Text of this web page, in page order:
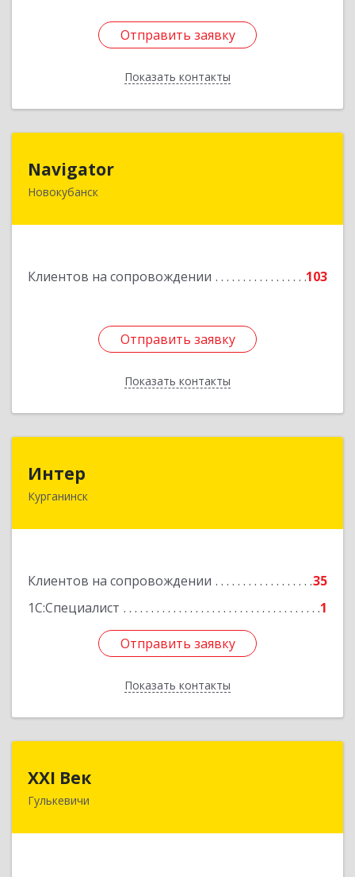
Отправить заявку
Показать контакты
Отправить заявку
Назад
Navigator
Новокубанск
Клиентов на сопровождении 103
Отправить заявку
Показать контакты
352240, Краснодарский край, Новокубанск г,
Отправить заявку
Назад
Интер
Курганинск
Клиентов на сопровождении
35
1С:Специалист
1
Отправить заявку
Показать контакты
352430, Краснодарский край, Курганинск г,
Отправить заявку
Назад
XXI Век
Гулькевичи